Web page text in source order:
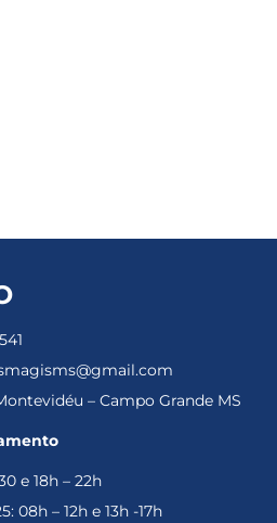
– Campo Grande MS
e 18h – 22h
08h – 12h e 13h -17h